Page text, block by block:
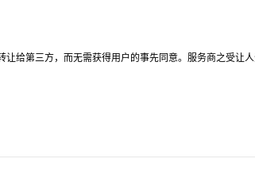
给第三方，而无需获得用户的事先同意。服务商之受让